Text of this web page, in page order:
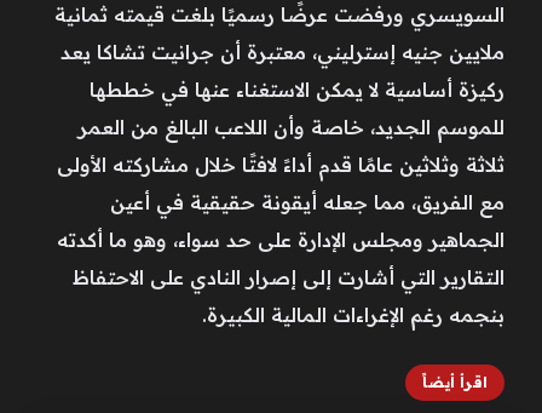
السويسري ورفضت عرضًا رسميًا بلغت قيمته ثمانية
ملايين جنيه إسترليني، معتبرة أن جرانيت تشاكا يعد
ركيزة أساسية لا يمكن الاستغناء عنها في خططها
للموسم الجديد، خاصة وأن اللاعب البالغ من العمر
ثلاثة وثلاثين عامًا قدم أداءً لافتًا خلال مشاركته الأولى
مع الفريق، مما جعله أيقونة حقيقية في أعين
الجماهير ومجلس الإدارة على حد سواء، وهو ما أكدته
التقارير التي أشارت إلى إصرار النادي على الاحتفاظ
بنجمه رغم الإغراءات المالية الكبيرة.
اقرأ أيضاً